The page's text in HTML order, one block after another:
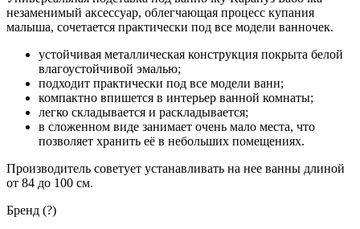
незаменимый аксессуар, облегчающая процесс купания
малыша, сочетается практически под все модели ванночек.
устойчивая металлическая конструкция покрыта белой
влагоустойчивой эмалью;
подходит практически под все модели ванн;
компактно впишется в интерьер ванной комнаты;
легко складывается и раскладывается;
в сложенном виде занимает очень мало места, что
позволяет хранить её в небольших помещениях.
Производитель советует устанавливать на нее ванны длиной
от 84 до 100 см.
Бренд (?)